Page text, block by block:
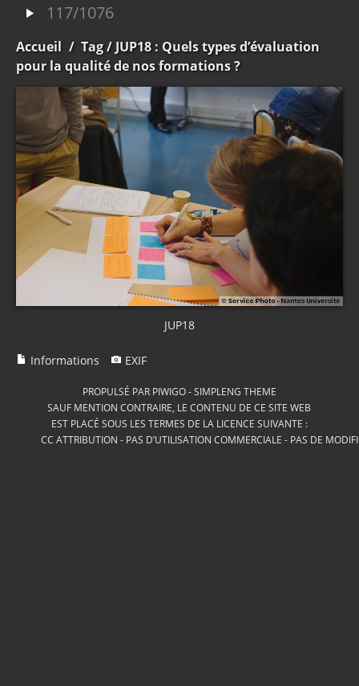
117/1076
Accueil / Tag/ JUP18 : Quels types d’évaluation
pour la qualité de nos formations ?
JUP18
Informations EXIF
PROPULSÉ PAR PIWIGO-SIMPLENG THEME
SAUF MENTION CONTRAIRE, LE CONTENU DE CE SITE WEB
EST PLACÉ SOUS LES TERMES DE LA LICENCE SUIVANTE :
CC ATTRIBUTION - PAS D’UTILISATION COMMERCIALE - PAS DE